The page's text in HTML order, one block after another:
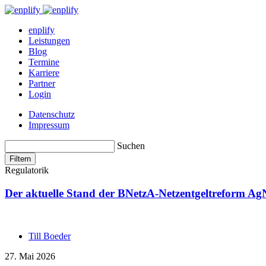
enplify
Leistungen
Blog
Termine
Karriere
Partner
Login
Datenschutz
Impressum
Suchen
Filtern
Regulatorik
Der aktuelle Stand der BNetzA-Netzentgeltreform
Till Boeder
27. Mai 2026